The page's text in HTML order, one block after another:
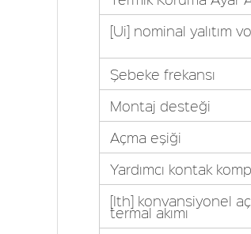
[Ui] nominal yalıtım
Şebeke frekansı
Montaj desteği
Açma eşiği
Yardımcı kontak
[Ith] konvansiyonel
termal akımı